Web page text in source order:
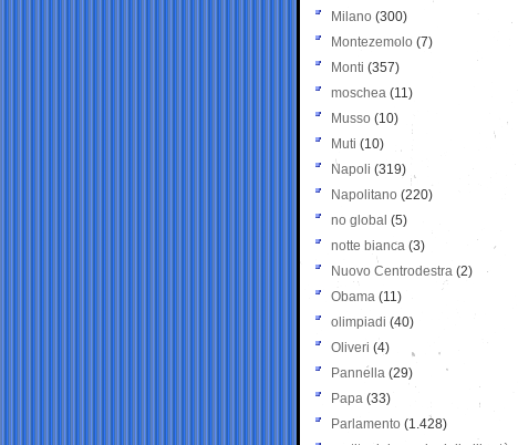
Milano (300)
Montezemolo (7)
Monti (357)
moschea (11)
Musso (10)
Muti (10)
Napoli (319)
Napolitano (220)
no global (5)
notte bianca (3)
Nuovo Centrodestra (2)
Obama (11)
olimpiadi (40)
Oliveri (4)
Pannella (29)
Papa (33)
Parlamento (1.428)